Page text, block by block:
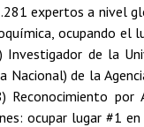
expertos a nivel
ocupando el
de la
Nacional) de la
por
ocupar lugar #1